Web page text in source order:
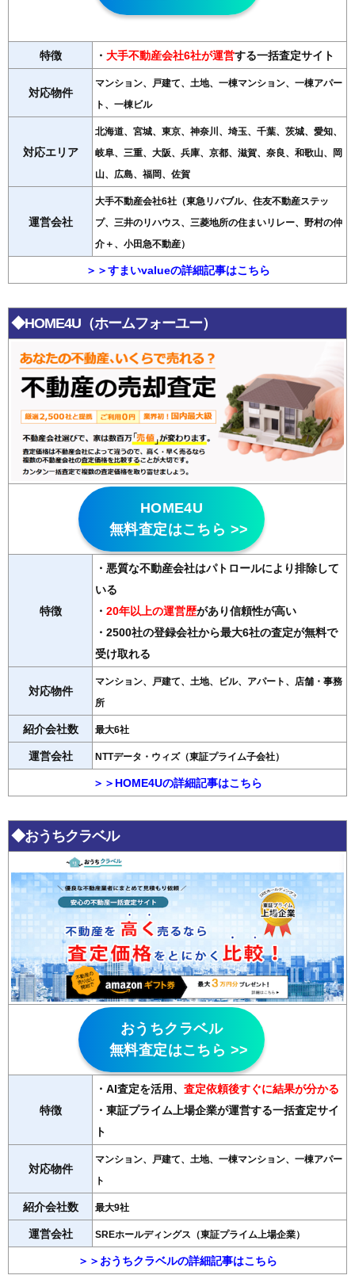
特徴 ・ 大手不動産会社6社が運営する一括査定サイト
対応物件
マンション、戸建て、土地、一棟マンション、一棟アパー
ト、一棟ビル
対応エリア
北海道、宮城、東京、神奈川、埼玉、千葉、茨城、愛知、
岐阜、三重、大阪、兵庫、京都、滋賀、奈良、和歌山、岡
山、広島、福岡、佐賀
運営会社
大手不動産会社6社（東急リバブル、住友不動産ステッ
プ、三井のリハウス、三菱地所の住まいリレー、野村の仲
介＋、小田急不動産）
＞＞すまいvalueの詳細記事はこちら
◆HOME4U（ホームフォーユー）
HOME4U
無料査定はこちら >>
特徴
・悪質な不動産会社はパトロールにより排除して
いる
・ 20年以上の運営歴があり信頼性が高い
・2500社の登録会社から最大6社の査定が無料で
受け取れる
対応物件
マンション、戸建て、土地、ビル、アパート、店舗・事務
所
紹介会社数 最大6社
運営会社 NTTデータ・ウィズ（東証プライム子会社）
＞＞HOME4Uの詳細記事はこちら
◆おうちクラベル
おうちクラベル
無料査定はこちら >>
特徴
・AI査定を活用、 査定依頼後すぐに結果が分かる
・東証プライム上場企業が運営する一括査定サイ
ト
対応物件
マンション、戸建て、土地、一棟マンション、一棟アパー
ト
紹介会社数 最大9社
運営会社 SREホールディングス（東証プライム上場企業）
＞＞おうちクラベルの詳細記事はこちら